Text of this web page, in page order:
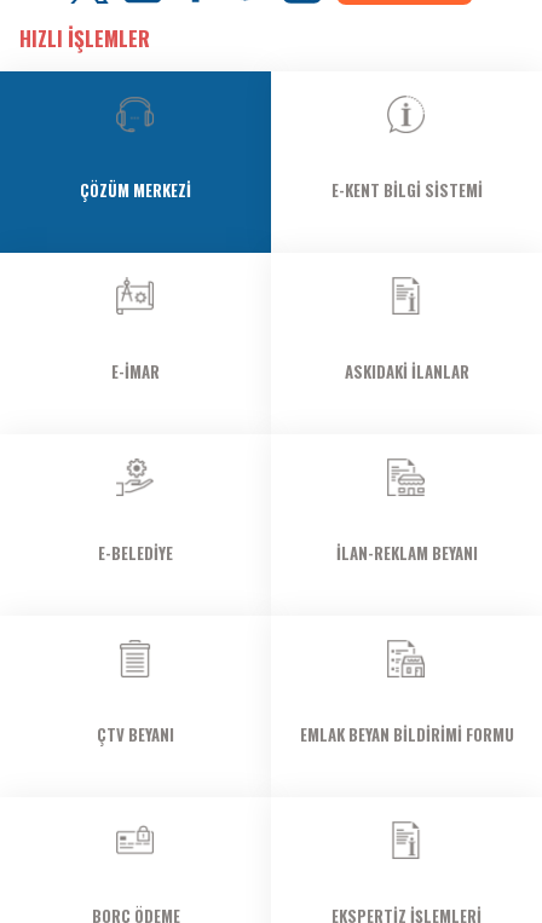
HIZLI İŞLEMLER
ÇÖZÜM MERKEZI E-KENT BILGI SISTEMI
E-İMAR ASKIDAKI İLANLAR
E-BELEDIYE İLAN-REKLAM BEYANI
ÇTV BEYANI EMLAK BEYAN BILDIRIMI FORMU
BORÇ ÖDEME EKSPERTIZ İŞLEMLERI